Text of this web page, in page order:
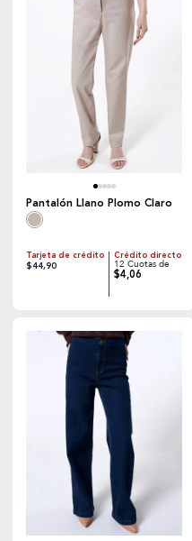
Pantalón Llano Plomo Claro
Tarjeta de crédito
$44,90
Crédito directo
12 Cuotas de
$4,06